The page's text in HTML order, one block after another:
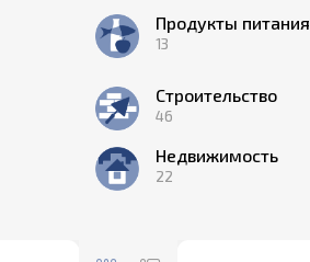
Продукты питания
13
Строительство
46
Недвижимость
22